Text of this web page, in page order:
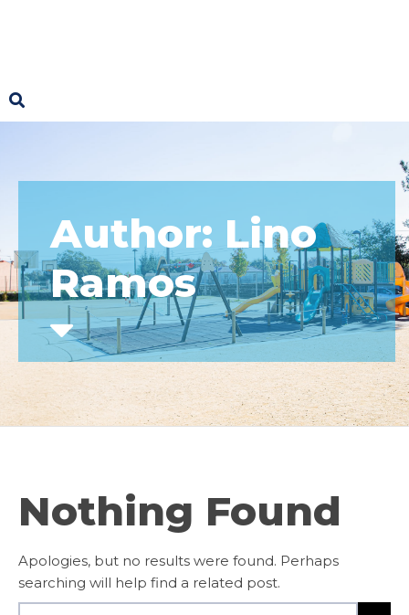
Author: Lino
Ramos
Nothing Found
Apologies, but no results were found. Perhaps
searching will help find a related post.